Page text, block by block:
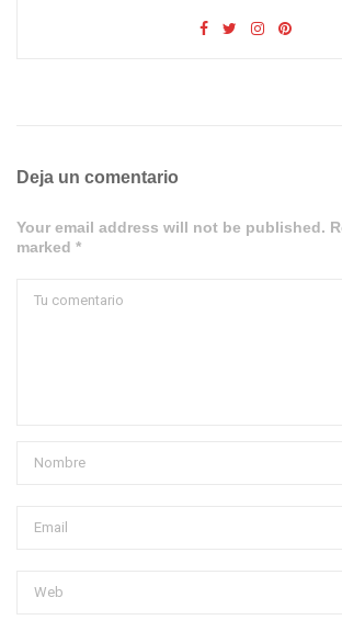
Deja un comentario
Your email address will not be published.
marked *